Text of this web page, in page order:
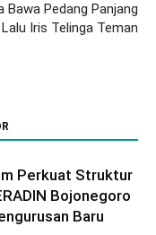
Bawa Pedang Panjang
Lalu Iris Telinga Teman
Perkuat Struktur
Bojonegoro
Baru